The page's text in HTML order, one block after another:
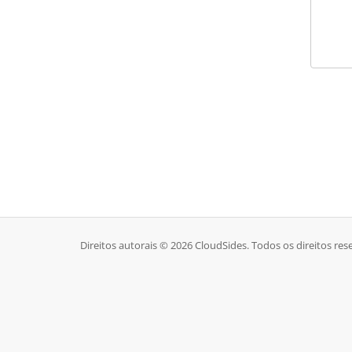
Direitos autorais © 2026 CloudSides. Todos os direitos